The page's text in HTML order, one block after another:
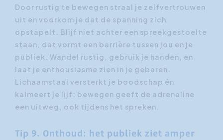
Door rustig te bewegen straal je zelfvertrouwen
uit en voorkom je dat de spanning zich
opstapelt. Blijf niet achter een spreekgestoelte
staan, dat vormt een barrière tussen jou en je
publiek. Wandel rustig, gebruik je handen, en
laat je enthousiasme zien in je gebaren.
Lichaamstaal versterkt je boodschap én
kalmeert je lijf: bewegen geeft de adrenaline
een uitweg, ook tijdens het spreken.
Tip 9. Onthoud: het publiek ziet amper